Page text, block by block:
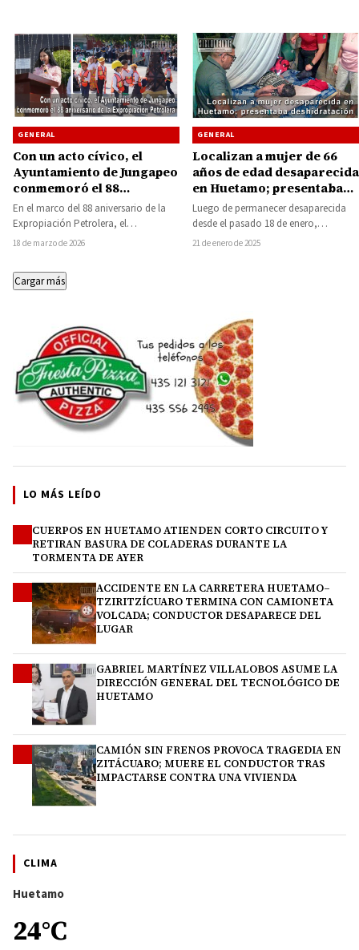
GENERAL
Con un acto cívico, el
Ayuntamiento de Jungapeo
conmemoró el 88
aniversario de la
Expropiación Petrolera
En el marco del 88 aniversario de la
Expropiación Petrolera, el
Ayuntamiento de Jungapeo llevó a
18 de marzo de 2026
GENERAL
Localizan a mujer de 66
años de edad desaparecida
en Huetamo; presentaba
deshidratación y
desorientación
Luego de permanecer desaparecida
desde el pasado 18 de enero,
Margarita «N», de 66 años, fue
21 de enero de 2025
Cargar más
LO MÁS LEÍDO
CUERPOS EN HUETAMO ATIENDEN CORTO CIRCUITO Y
RETIRAN BASURA DE COLADERAS DURANTE LA
TORMENTA DE AYER
ACCIDENTE EN LA CARRETERA HUETAMO–
TZIRITZÍCUARO TERMINA CON CAMIONETA
VOLCADA; CONDUCTOR DESAPARECE DEL
LUGAR
GABRIEL MARTÍNEZ VILLALOBOS ASUME LA
DIRECCIÓN GENERAL DEL TECNOLÓGICO DE
HUETAMO
CAMIÓN SIN FRENOS PROVOCA TRAGEDIA EN
ZITÁCUARO; MUERE EL CONDUCTOR TRAS
IMPACTARSE CONTRA UNA VIVIENDA
CLIMA
Huetamo
24°C